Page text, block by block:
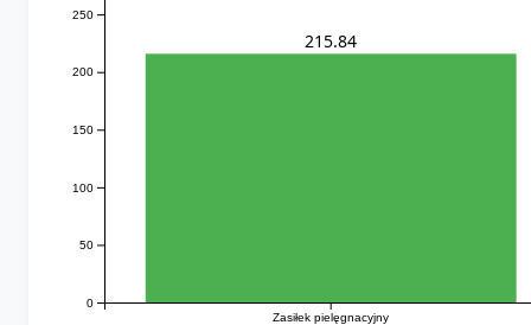
Zasiłek pielęgnacyjny
0
50
100
150
200
250
215.84